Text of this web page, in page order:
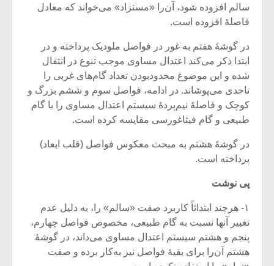
سالم افزوده شود، آن‌را «مستزاد» می‌خواند که معادل
فاصلۀ افزوده است.
در گوشۀ هفتم به غور در فواصل ملودیک پرداخته و در
ابتدا ذکر می‌کند اعتدال مساوی موجب تنوع در انتقال
شده و این موضوع محدودبودن تعداد گام‌های غربی را
تاحدی می‌پوشاند. در ادامه، فواصل سوم و ششم بزرگ و
کوچک و فاصلۀ نیم‌پردۀ سیستم اعتدال مساوی را با گام
طبیعی و گام فیثاغورسی مقایسه کرده است.
در گوشۀ هشتم به مبحث معکوس فواصل (قلب ابعاد)
پرداخته است.
پی نوشت
۱- هرچند ابتدائاً کاربرد صفت «سالم» را، به دلیل عدم
تغییر آنها نسبت به گام طبیعی، مخصوص فواصل چهارم،
پنجم و هشتم سیستم اعتدال مساوی می‌داند، در گوشۀ
هشتم آن‌را برای بقیۀ فواصل نیز به‌کار برده و صفت